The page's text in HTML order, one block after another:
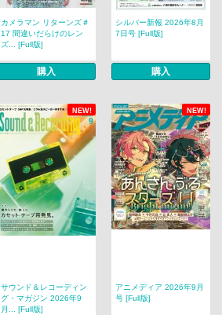
カメラマン リターンズ＃
17 間違いだらけのレン
ズ... [Full版]
購入
シルバー新報 2026年8月
7日号 [Full版]
購入
NEW! NEW!
サウンド＆レコーディン
グ・マガジン 2026年9
月... [Full版]
アニメディア 2026年9月
号 [Full版]